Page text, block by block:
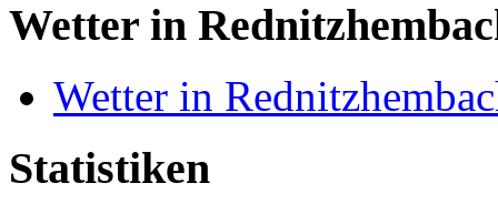
Wetter in
Wetter in
Statistiken